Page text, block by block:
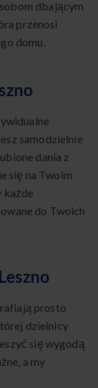
dbającym
przenosi
domu.
samodzielnie
dania z
się na Twoim
każde
do Twoich
prosto
dzielnicy
się wygodą
a my